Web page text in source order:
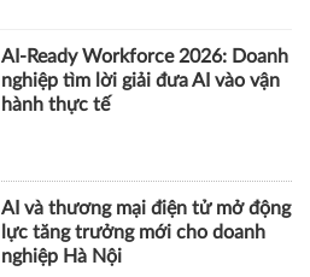
AI-Ready Workforce 2026: Doanh
nghiệp tìm lời giải đưa AI vào vận
hành thực tế
AI và thương mại điện tử mở động
lực tăng trưởng mới cho doanh
nghiệp Hà Nội